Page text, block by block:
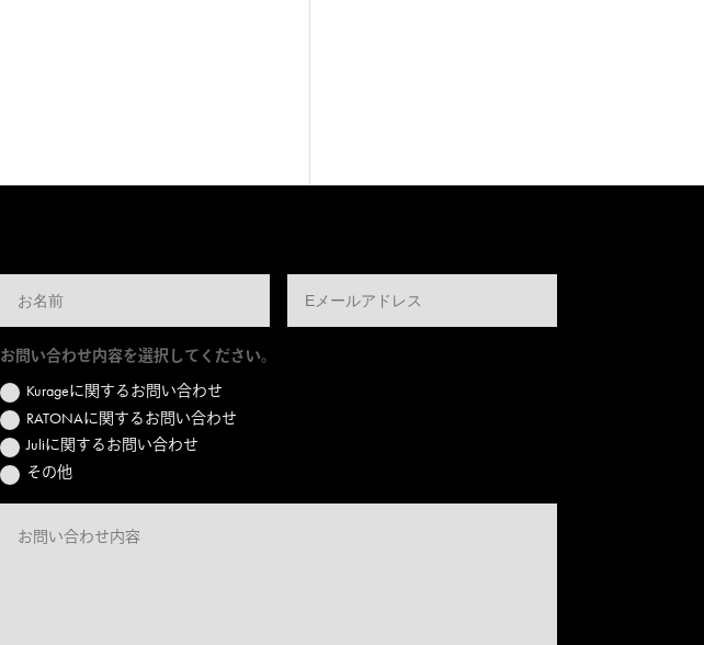
お問い合わせ内容を選択してください。
Kurageに関するお問い合わせ
RATONAに関するお問い合わせ
Juliに関するお問い合わせ
その他